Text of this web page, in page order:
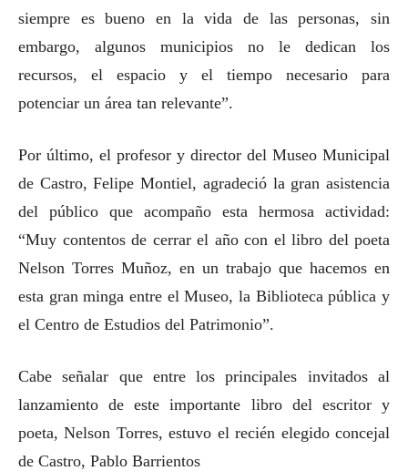
siempre es bueno en la vida de las personas, sin
embargo, algunos municipios no le dedican los
recursos, el espacio y el tiempo necesario para
potenciar un área tan relevante”.
Por último, el profesor y director del Museo Municipal
de Castro, Felipe Montiel, agradeció la gran asistencia
del público que acompaño esta hermosa actividad:
“Muy contentos de cerrar el año con el libro del poeta
Nelson Torres Muñoz, en un trabajo que hacemos en
esta gran minga entre el Museo, la Biblioteca pública y
el Centro de Estudios del Patrimonio”.
Cabe señalar que entre los principales invitados al
lanzamiento de este importante libro del escritor y
poeta, Nelson Torres, estuvo el recién elegido concejal
de Castro, Pablo Barrientos